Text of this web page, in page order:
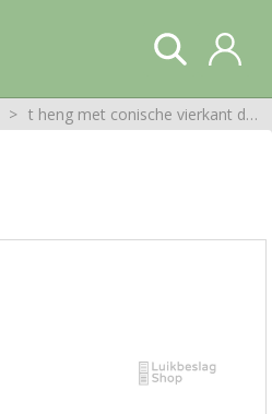
> t heng met conische vierkant doorn voor kini binnenbediening